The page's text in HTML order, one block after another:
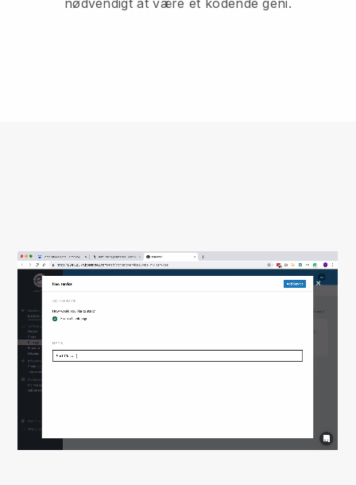
nødvendigt at være et kodende geni.